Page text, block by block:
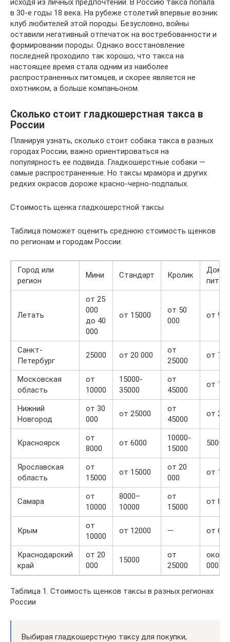
в 30-е годы 18 века. На рубеже столетий впервые возник
клуб любителей этой породы. Безусловно, войны
оставили негативный отпечаток на востребованности и
формировании породы. Однако восстановление
последней проходило так хорошо, что такса на
настоящее время стала одним из наиболее
распространенных питомцев, и скорее является не
охотником, а больше компаньоном.
Сколько стоит гладкошерстная такса в
России
Планируя узнать, сколько стоит собака такса в разных
городах России, важно ориентироваться на
популярность ее подвида. Гладкошерстные собаки —
самые распространенные. Но таксы мрамора и других
редких окрасов дороже красно-черно-подпалых.
Стоимость щенка гладкошерстной таксы
Таблица поможет оценить среднюю стоимость щенков
по регионам и городам России:
Город или
регион
Мини Стандарт Кролик
Летать
от 25
000
до 40
000
от 15000
от 50
000
от
Санкт-
Петербург
25000 от 20 000
от
25000
от
Московская
область
от
10000
15000-
35000
от
45000
от
Нижний
Новгород
от 30
000
от 25000
от
45000
от 20
Красноярск
от
8000
от 6000
10000-
15000
5000-
Ярославская
область
от
15000
от 15000
от 20
000
от
Самара
от
10000
8000–
10000
от
15000
от
Крым
от
10000
от 12000 — от
Краснодарский
край
от 20
000
15000
от
25000
около
000
Таблица 1. Стоимость щенков таксы в разных регионах
России
Выбирая гладкошерстную таксу для покупки,